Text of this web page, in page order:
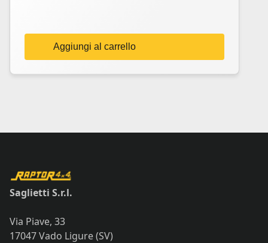
Aggiungi al carrello
Saglietti S.r.l.
Via Piave, 33
17047 Vado Ligure (SV)